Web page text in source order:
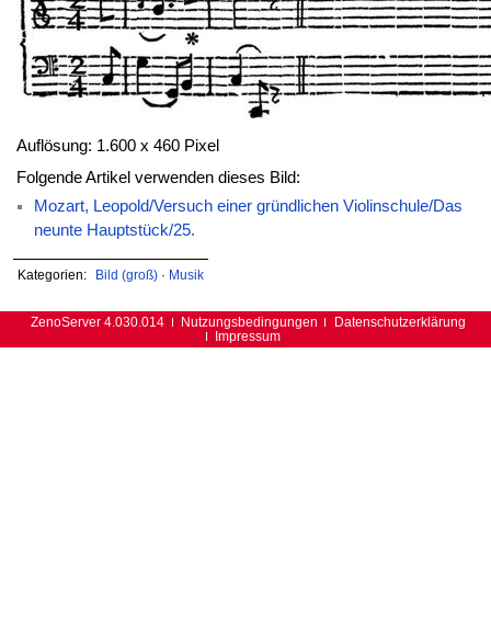
Auflösung: 1.600 x 460 Pixel
Folgende Artikel verwenden dieses Bild:
Mozart, Leopold/Versuch einer gründlichen Violinschule/Das
neunte Hauptstück/25.
Kategorien: Bild (groß)· Musik
ZenoServer 4.030.014 Nutzungsbedingungen
Datenschutzerklärung
Impressum